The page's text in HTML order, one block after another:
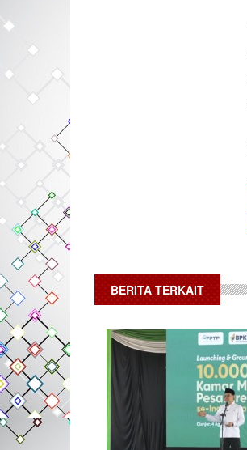
BERITA TERKAIT